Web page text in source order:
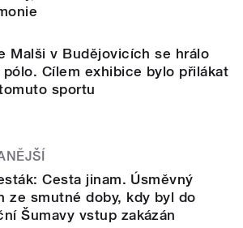
Malši v Budějovicích se hrálo
pólo. Cílem exhibice bylo přilákat
sportu
Cesta jinam. Úsměvný
ze smutné doby, kdy byl do
Šumavy vstup zakázán